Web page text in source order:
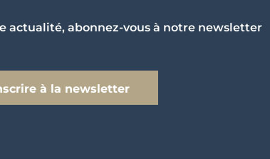
actualité, abonnez-vous à notre newsletter
à la newsletter